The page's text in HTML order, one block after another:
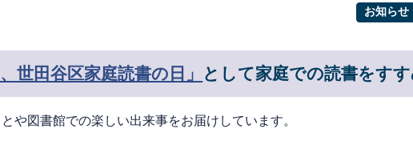
お知らせ
世田谷区家庭読書の日」 として家庭での読書をす
や図書館での楽しい出来事をお届けしています。